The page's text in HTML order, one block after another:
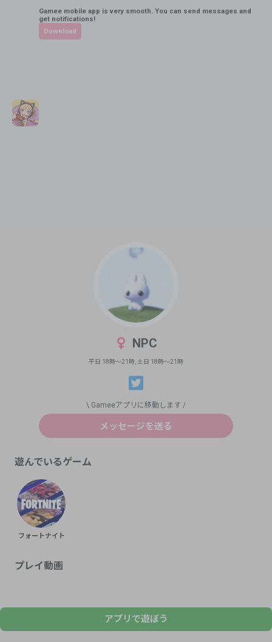
Gamee mobile app is very smooth. You can send messages and
get notifications!
Download
NPC
平日 18時〜21 時, 土日 18時〜21 時
\ Gameeアプリに移動します /
メッセージを送る
遊んでいるゲーム
フォートナイト
プレイ動画
アプリで遊ぼう